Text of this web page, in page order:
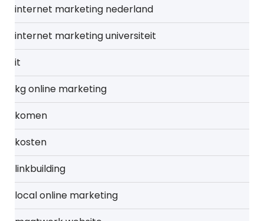
internet marketing nederland
internet marketing universiteit
it
kg online marketing
komen
kosten
linkbuilding
local online marketing